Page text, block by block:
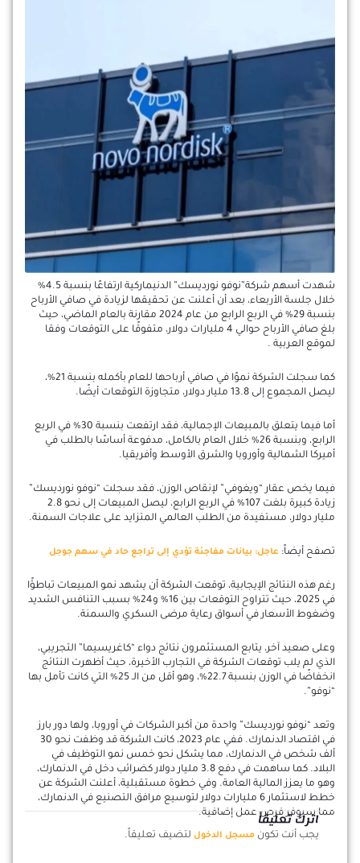
شهدت أسهم شركة”نوفو نورديسك” الدنيماركية ارتفاعًا بنسبة 4.5%
خلال جلسة الأربعاء، بعد أن أعلنت عن تحقيقها لزيادة في صافي الأرباح
بنسبة 29% في الربع الرابع من عام 2024 مقارنة بالعام الماضي، حيث
بلغ صافي الأرباح حوالي 4 مليارات دولار، متفوقًا على التوقعات وفقا
لموقع العربية .
كما سجلت الشركة نموًا في صافي أرباحها للعام بأكمله بنسبة 21%،
ليصل المجموع إلى 13.8 مليار دولار، متجاوزة التوقعات أيضًا.
أما فيما يتعلق بالمبيعات الإجمالية، فقد ارتفعت بنسبة 30% في الربع
الرابع، وبنسبة 26% خلال العام بالكامل، مدفوعة أساسًا بالطلب في
أميركا الشمالية وأوروبا والشرق الأوسط وأفريقيا.
فيما يخص عقار “ويغوفي” لإنقاص الوزن، فقد سجلت “نوفو نورديسك”
زيادة كبيرة بلغت 107% في الربع الرابع، ليصل المبيعات إلى نحو 2.8
مليار دولار، مستفيدة من الطلب العالمي المتزايد على علاجات السمنة.
تصفح أيضاً: عاجل: بيانات مفاجئة تؤدي إلى تراجع حاد في سهم جوجل
رغم هذه النتائج الإيجابية، توقعت الشركة أن يشهد نمو المبيعات تباطؤًا
في 2025، حيث تتراوح التوقعات بين 16% و24% بسبب التنافس الشديد
وضغوط الأسعار في أسواق رعاية مرضى السكري والسمنة.
وعلى صعيد آخر، يتابع المستثمرون نتائج دواء “كاغريسيما” التجريبي،
الذي لم يلب توقعات الشركة في التجارب الأخيرة، حيث أظهرت النتائج
انخفاضًا في الوزن بنسبة 22.7%، وهو أقل من الـ 25% التي كانت تأمل بها
“نوفو”.
وتعد “نوفو نورديسك” واحدة من أكبر الشركات في أوروبا، ولها دور بارز
في اقتصاد الدنمارك. ففي عام 2023، كانت الشركة قد وظفت نحو 30
ألف شخص في الدنمارك، مما يشكل نحو خمس نمو التوظيف في
البلاد. كما ساهمت في دفع 3.8 مليار دولار كضرائب دخل في الدنمارك،
وهو ما يعزز المالية العامة. وفي خطوة مستقبلية، أعلنت الشركة عن
خطط لاستثمار 6 مليارات دولار لتوسيع مرافق التصنيع في الدنمارك،
مما سيوفر فرص عمل إضافية.
اترك تعليقاً
يجب أنت تكون مسجل الدخول لتضيف تعليقاً.